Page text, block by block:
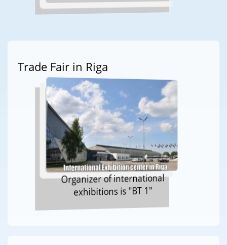
Trade Fair in Riga
Organizer of international
exhibitions is "BT 1"